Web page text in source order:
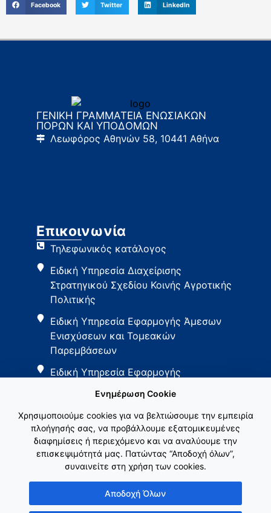
Facebook Twitter LinkedIn
ΓΕΝΙΚΗ ΓΡΑΜΜΑΤΕΙΑ ΕΝΩΣΙΑΚΩΝ
ΠΟΡΩΝ ΚΑΙ ΥΠΟΔΟΜΩΝ
Λεωφόρος Αθηνών 58, 10441 Αθήνα
Επικοινωνία
Τηλεφωνικός κατάλογος
Ειδική Υπηρεσία Διαχείρισης
Στρατηγικού Σχεδίου Κοινής Αγροτικής
Πολιτικής
Ειδική Υπηρεσία Εφαρμογής Άμεσων
Ενισχύσεων και Τομεακών
Παρεμβάσεων
Ειδική Υπηρεσία Εφαρμογής
Εθνικό Δίκτυο ΚΑΠ
Ενημέρωση Cookie
Χρησιμοποιούμε cookies για να βελτιώσουμε την εμπειρία
πλοήγησής σας, να προβάλλουμε εξατομικευμένες
διαφημίσεις ή περιεχόμενο και να αναλύουμε την
επισκεψιμότητά μας. Πατώντας “Αποδοχή όλων”,
συναινείτε στη χρήση των cookies.
Αποδοχή Όλων